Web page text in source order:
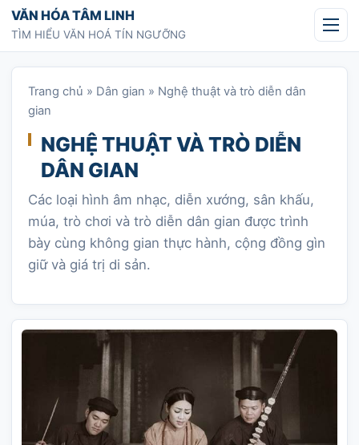
Chuyển tới nội dung
VĂN HÓA TÂM LINH
TÌM HIỂU VĂN HOÁ TÍN NGƯỠNG
Trang chủ » Dân gian » Nghệ thuật và trò diễn dân
gian
NGHỆ THUẬT VÀ TRÒ DIỄN
DÂN GIAN
Các loại hình âm nhạc, diễn xướng, sân khấu,
múa, trò chơi và trò diễn dân gian được trình
bày cùng không gian thực hành, cộng đồng gìn
giữ và giá trị di sản.